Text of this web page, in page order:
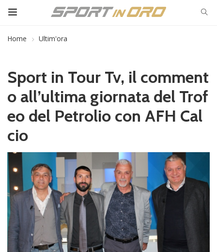
Home Ultim'ora
Sport in Tour Tv, il comment
o all’ultima giornata del Trof
eo del Petrolio con AFH Cal
cio